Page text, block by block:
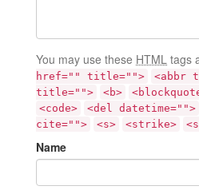
You may use these HTML tags
href="" title="">
<abbr
title="">
<b>
<code>
<del datetime="">
cite="">
<s> <strike>
Name